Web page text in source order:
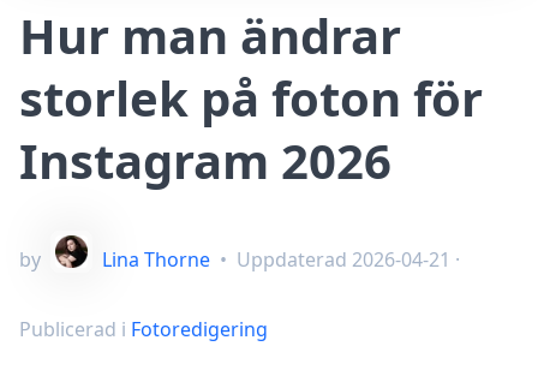
Hur man ändrar
storlek på foton för
Instagram 2026
by Lina Thorne • Uppdaterad 2026-04-21 ·
Publicerad i Fotoredigering